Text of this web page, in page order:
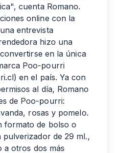
cuenta Romano.
online con la
entrevista
hizo una
en la única
Poo-pourri
en el país. Ya con
al día, Romano
de Poo-pourri:
rosas y pomelo.
formato de bolso o
de 29 ml.,
a otros dos más